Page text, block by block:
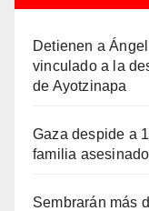
Detienen a
vinculado a la
de Ayotzinapa
Gaza despide a
familia
Sembrarán más